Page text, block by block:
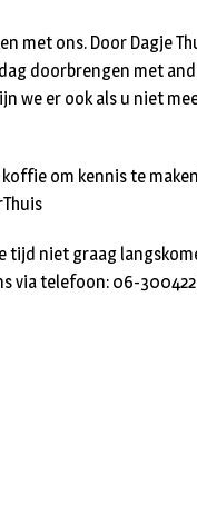
met ons. Door Dagje
doorbrengen met
we er ook als u niet
om kennis te
tijd niet graag
via telefoon: 06-